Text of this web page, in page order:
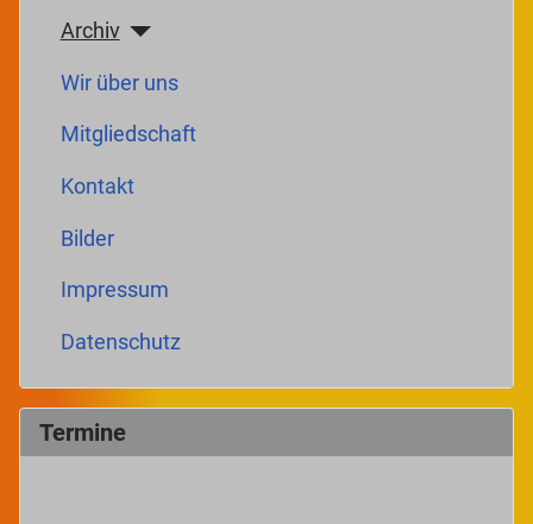
Archiv
Wir über uns
Mitgliedschaft
Kontakt
Bilder
Impressum
Datenschutz
Termine